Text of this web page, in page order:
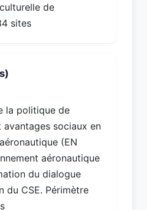
de
sites
la politique de
avantages sociaux en
(EN
aéronautique
du dialogue
du CSE. Périmètre